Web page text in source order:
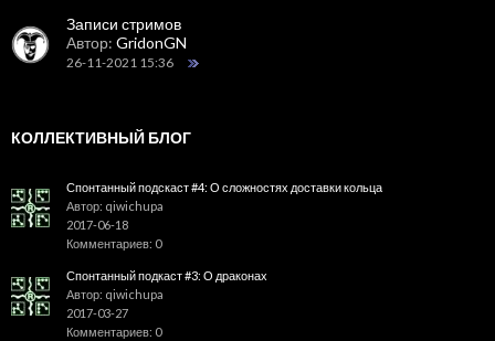
Записи стримов
Автор: GridonGN
26-11-2021 15:36
КОЛЛЕКТИВНЫЙ БЛОГ
Спонтанный подскаст #4: О сложностях доставки кольца
Автор: qiwichupa
2017-06-18
Комментариев: 0
Спонтанный подкаст #3: О драконах
Автор: qiwichupa
2017-03-27
Комментариев: 0